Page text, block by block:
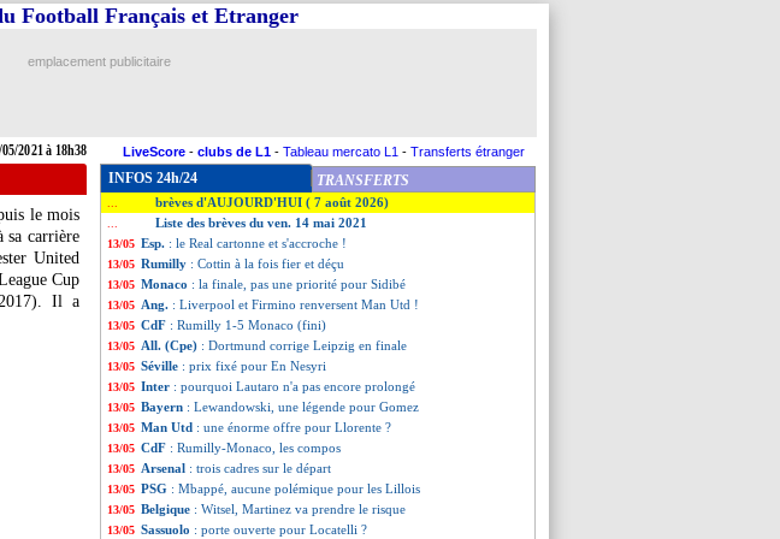
2021 à 18h38
Football Français et Etranger
emplacement publicitaire
LiveScore - clubs de L1 - Tableau mercato L1 - Transferts étranger
le mois
sa carrière
United
Cup
Il a
INFOS 24h/24 TRANSFERTS
brèves d'AUJOURD'HUI ( 7 août 2026)
Liste des brèves du ven. 14 mai 2021
13/05 Esp. : le Real cartonne et s'accroche !
13/05 Rumilly : Cottin à la fois fier et déçu
13/05 Monaco : la finale, pas une priorité pour Sidibé
13/05 Ang. : Liverpool et Firmino renversent Man Utd !
13/05 CdF : Rumilly 1-5 Monaco (fini)
13/05 All. (Cpe) : Dortmund corrige Leipzig en finale
13/05 Séville : prix fixé pour En Nesyri
13/05 Inter : pourquoi Lautaro n'a pas encore prolongé
13/05 Bayern : Lewandowski, une légende pour Gomez
13/05 Man Utd : une énorme offre pour Llorente ?
13/05 CdF : Rumilly-Monaco, les compos
13/05 Arsenal : trois cadres sur le départ
13/05 PSG : Mbappé, aucune polémique pour les Lillois
13/05 Belgique : Witsel, Martinez va prendre le risque
13/05 Sassuolo : porte ouverte pour Locatelli ?